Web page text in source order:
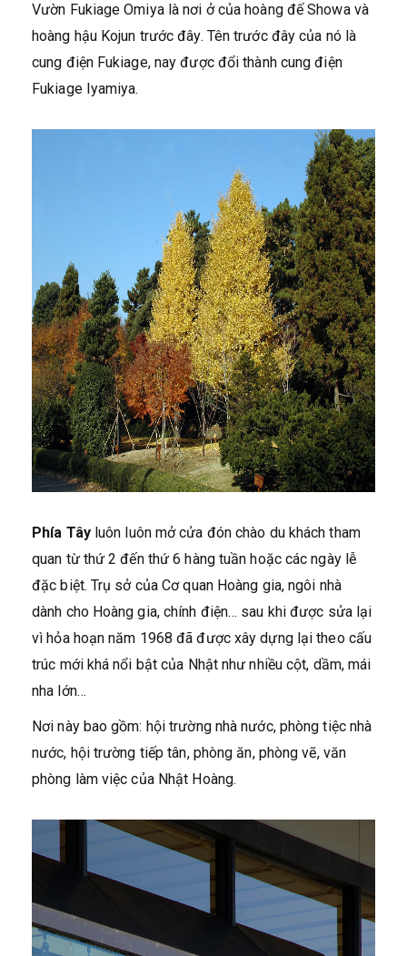
Vườn Fukiage Omiya là nơi ở của hoàng đế Showa và
hoàng hậu Kojun trước đây. Tên trước đây của nó là
cung điện Fukiage, nay được đổi thành cung điện
Fukiage Iyamiya.
Phía Tâyluôn luôn mở cửa đón chào du khách tham
quan từ thứ 2 đến thứ 6 hàng tuần hoặc các ngày lễ
đặc biệt. Trụ sở của Cơ quan Hoàng gia, ngôi nhà
dành cho Hoàng gia, chính điện… sau khi được sửa lại
vì hỏa hoạn năm 1968 đã được xây dựng lại theo cấu
trúc mới khá nổi bật của Nhật như nhiều cột, dầm, mái
nha lớn…
Nơi này bao gồm: hội trường nhà nước, phòng tiệc nhà
nước, hội trường tiếp tân, phòng ăn, phòng vẽ, văn
phòng làm việc của Nhật Hoàng.